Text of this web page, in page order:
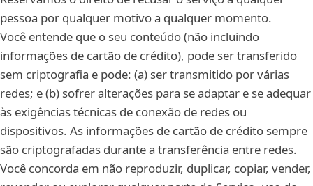
pessoa por qualquer motivo a qualquer momento.
Você entende que o seu conteúdo (não incluindo
informações de cartão de crédito), pode ser transferido
sem criptografia e pode: (a) ser transmitido por várias
redes; e (b) sofrer alterações para se adaptar e se adequar
às exigências técnicas de conexão de redes ou
dispositivos. As informações de cartão de crédito sempre
são criptografadas durante a transferência entre redes.
Você concorda em não reproduzir, duplicar, copiar, vender,